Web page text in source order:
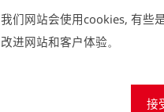
我们网站会使用cookies, 有些
改进网站和客户体验。
接